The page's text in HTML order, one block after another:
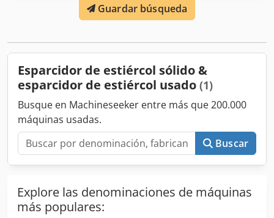
rodillos despedazadores / Bastidor hidráulico / Enganche
inferior con acoplamiento de bola / Rascadores para cal,
Guardar búsqueda
Esparcidor de estiércol sólido &
esparcidor de estiércol usado (1)
Busque en Machineseeker entre más que 200.000
máquinas usadas.
Buscar
Explore las denominaciones de máquinas
más populares: